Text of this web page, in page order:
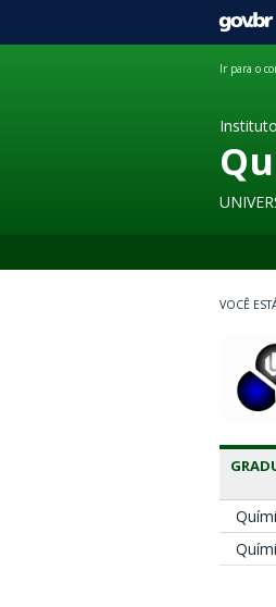
GOVBR
Ir para o